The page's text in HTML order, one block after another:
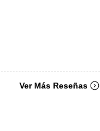
Ver Más Reseñas